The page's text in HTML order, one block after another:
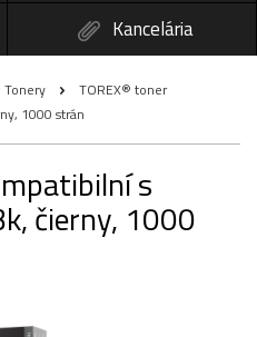
Kancelária
Tonery
TOREX® toner
1000 strán
s
čierny, 1000